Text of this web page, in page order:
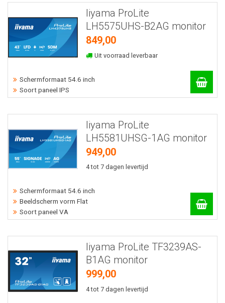
Iiyama ProLite
LH5575UHS-B2AG monitor
849,00
Uit voorraad leverbaar
Schermformaat 54.6 inch
Soort paneel IPS
Iiyama ProLite
LH5581UHSG-1AG monitor
949,00
4 tot 7 dagen levertijd
Schermformaat 54.6 inch
Beeldscherm vorm Flat
Soort paneel VA
Iiyama ProLite TF3239AS-
B1AG monitor
999,00
4 tot 7 dagen levertijd